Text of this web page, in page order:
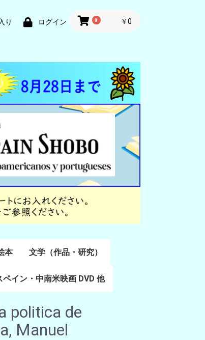
り ログイン 0 ￥0
本 文学（作品・研究）
スペイン語文学
ポルトガル語文学
カタルーニャ文学
バスク文学
その他
ペイン・中南米映画 DVD 他
politica de
Manuel